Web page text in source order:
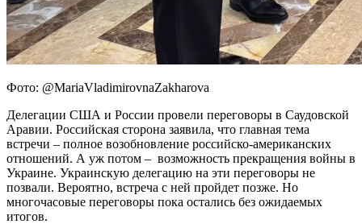
Фото: @MariaVladimirovnaZakharova
Делегации США и России провели переговоры в Саудовской
Аравии. Российская сторона заявила, что главная тема
встречи – полное возобновление российско-американских
отношений. А уж потом – возможность прекращения войны в
Украине. Украинскую делегацию на эти переговоры не
позвали. Вероятно, встреча с ней пройдет позже. Но
многочасовые переговоры пока остались без ожидаемых
итогов.